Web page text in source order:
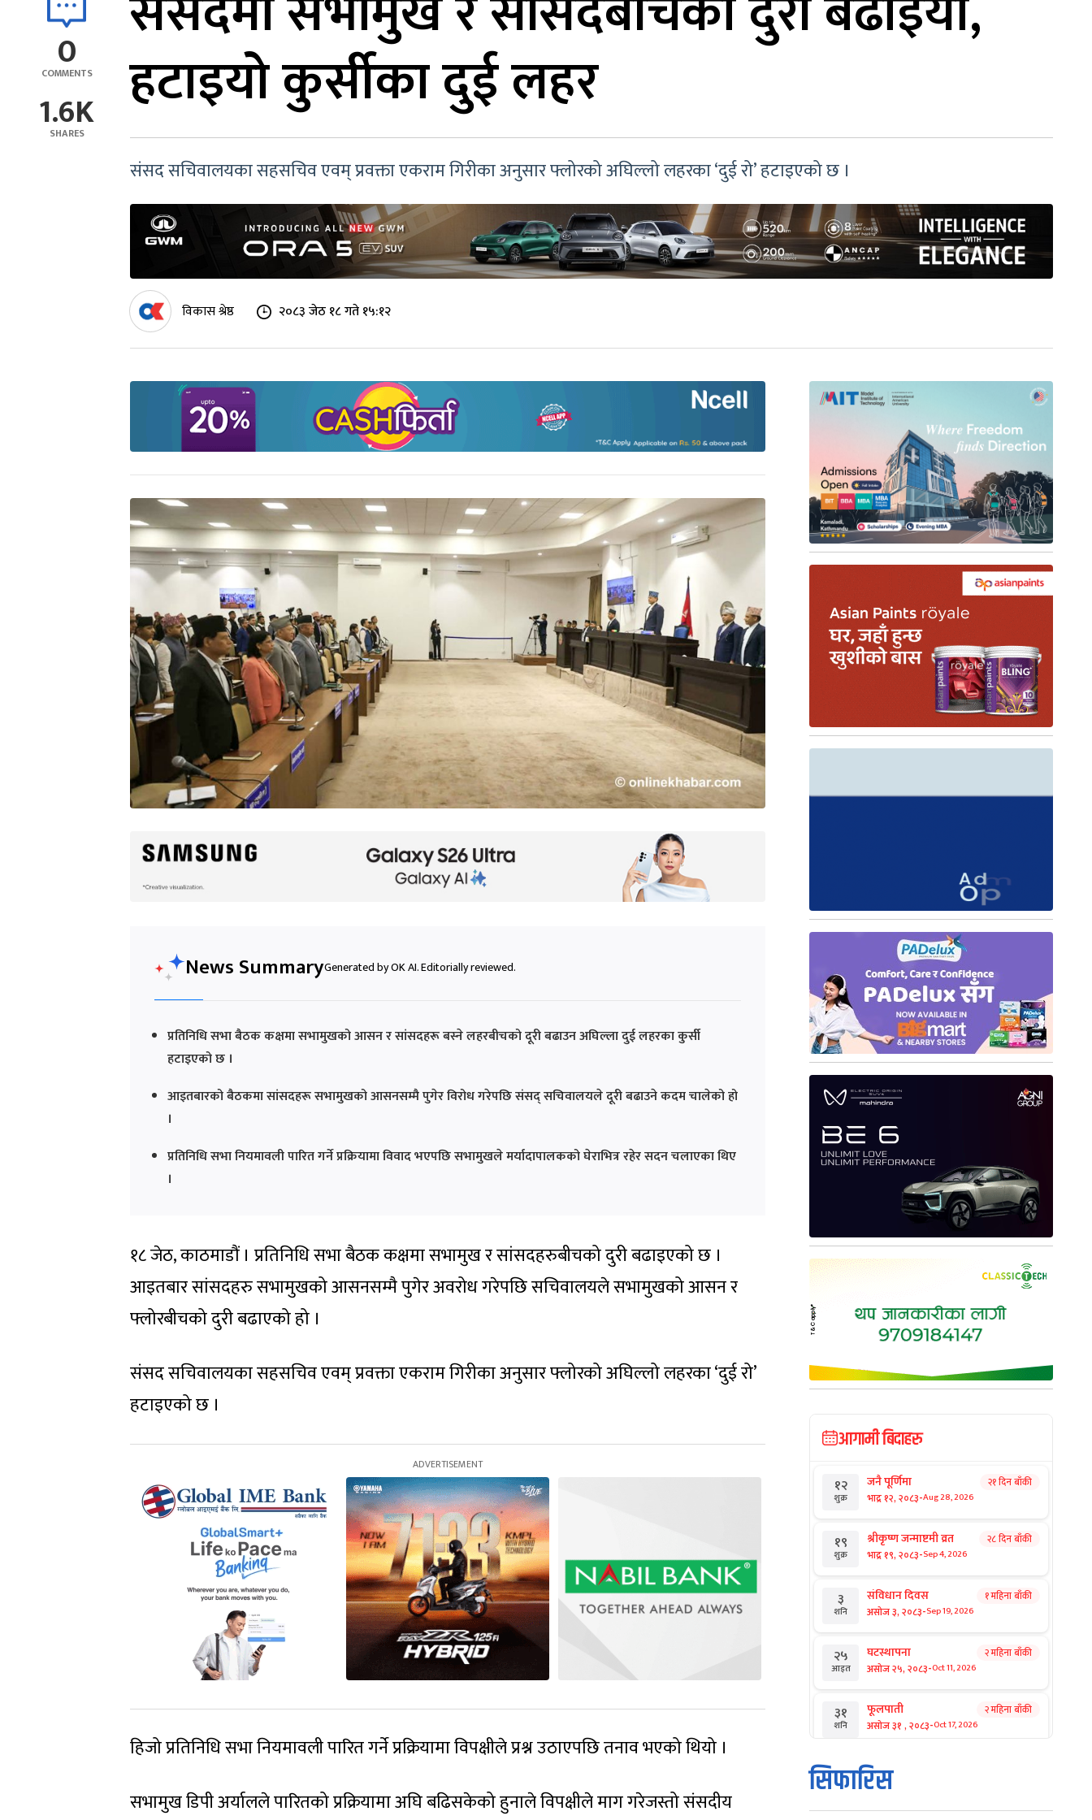
0
COMMENTS
1.6K
SHARES
हटाइयो कुर्सीका दुई लहर
संसद सचिवालयका सहसचिव एवम् प्रवक्ता एकराम गिरीका अनुसार फ्लोरको अघिल्लो लहरका ‘दुई रो’ हटाइएको छ ।
विकास श्रेष्ठ २०८३ जेठ १८ गते १५:१२
News SummaryGenerated by OK AI. Editorially reviewed.
प्रतिनिधि सभा बैठक कक्षमा सभामुखको आसन र सांसदहरू बस्ने लहरबीचको दूरी बढाउन अघिल्ला दुई लहरका कुर्सी
हटाइएको छ ।
आइतबारको बैठकमा सांसदहरू सभामुखको आसनसम्मै पुगेर विरोध गरेपछि संसद् सचिवालयले दूरी बढाउने कदम चालेको हो
।
प्रतिनिधि सभा नियमावली पारित गर्ने प्रक्रियामा विवाद भएपछि सभामुखले मर्यादापालकको घेराभित्र रहेर सदन चलाएका थिए
।
१८ जेठ, काठमाडौं । प्रतिनिधि सभा बैठक कक्षमा सभामुख र सांसदहरुबीचको दुरी बढाइएको छ ।
आइतबार सांसदहरु सभामुखको आसनसम्मै पुगेर अवरोध गरेपछि सचिवालयले सभामुखको आसन र
फ्लोरबीचको दुरी बढाएको हो ।
संसद सचिवालयका सहसचिव एवम् प्रवक्ता एकराम गिरीका अनुसार फ्लोरको अघिल्लो लहरका ‘दुई रो’
हटाइएको छ ।
हिजो प्रतिनिधि सभा नियमावली पारित गर्ने प्रक्रियामा विपक्षीले प्रश्न उठाएपछि तनाव भएको थियो ।
सभामुख डिपी अर्यालले पारितको प्रक्रियामा अघि बढिसकेको हुनाले विपक्षीले माग गरेजस्तो संसदीय
आगामी बिदाहरु
१२
शुक्र
जनै पूर्णिमा
भाद्र १२, २०८३-Aug 28, 2026
२१ दिन बाँकी
१९
शुक्र
श्रीकृष्ण जन्माष्टमी व्रत
भाद्र १९, २०८३-Sep 4, 2026
२८ दिन बाँकी
३
शनि
संविधान दिवस
असोज ३, २०८३-Sep 19, 2026
१ महिना बाँकी
२५
आइत
घटस्थापना
असोज २५, २०८३-Oct 11, 2026
२ महिना बाँकी
३१
शनि
फूलपाती
असोज ३१ , २०८३-Oct 17, 2026
२ महिना बाँकी
१
आइत
कार्तिक सङ्क्रान्ति
कार्तिक १, २०८३
सिफारिस